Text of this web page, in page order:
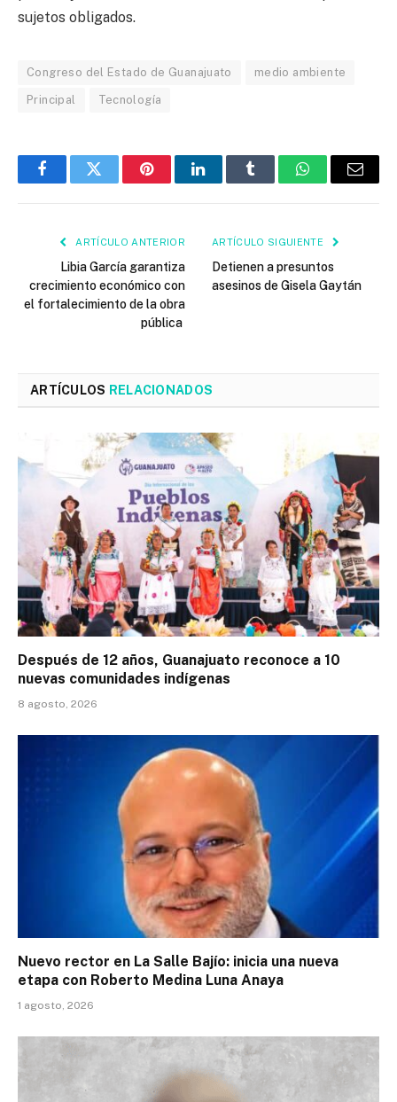
sujetos obligados.
Congreso del Estado de Guanajuato medio ambiente
Principal Tecnología
FacebookTwitter PinterestLinkedInTumblr WhatsAppEmail
ARTÍCULO ANTERIOR
Libia García garantiza
crecimiento económico con
el fortalecimiento de la obra
pública
ARTÍCULO SIGUIENTE
Detienen a presuntos
asesinos de Gisela Gaytán
ARTÍCULOS RELACIONADOS
Después de 12 años, Guanajuato reconoce a 10
nuevas comunidades indígenas
8 agosto, 2026
Nuevo rector en La Salle Bajío: inicia una nueva
etapa con Roberto Medina Luna Anaya
1 agosto, 2026